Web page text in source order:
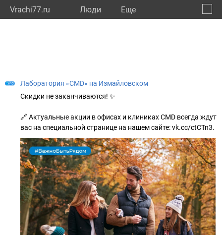
Vrachi77.ru Люди Eще
Лаборатория «CMD» на Измайловском
Скидки не заканчиваются! ✨
🔗 Актуальные акции в офисах и клиниках CMD всегда ждут
вас на специальной странице на нашем сайте: vk.cc/ctCTn3.